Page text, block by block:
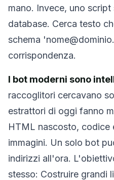
Elimina selezionati
Prossimo
MITTENTE
mano. Invece, uno
database. Cerca testo
schema
corrispondenza.
I bot moderni sono
raccoglitori cercavano
estrattori di oggi fanno
HTML nascosto, codice
immagini. Un solo bot
indirizzi all'ora.
stesso: Costruire grandi